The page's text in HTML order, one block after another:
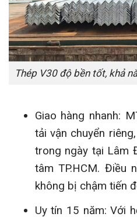
Thép V30 độ bền tốt, khả
Giao hàng nhanh:
tải vận chuyển
trong ngày tại Lâm
tâm TP.HCM. Điều
không bị chậm tiến
Uy tín 15 năm: Với